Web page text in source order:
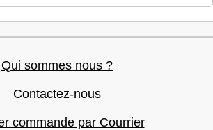
Qui sommes nous ?
Contactez-nous
commande par Courrier